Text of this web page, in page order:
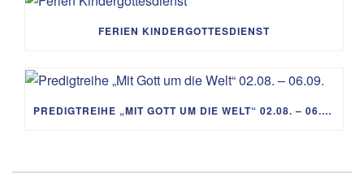
FERIEN KINDERGOTTESDIENST
PREDIGTREIHE „MIT GOTT UM DIE WELT“ 02.08. – 06.09.